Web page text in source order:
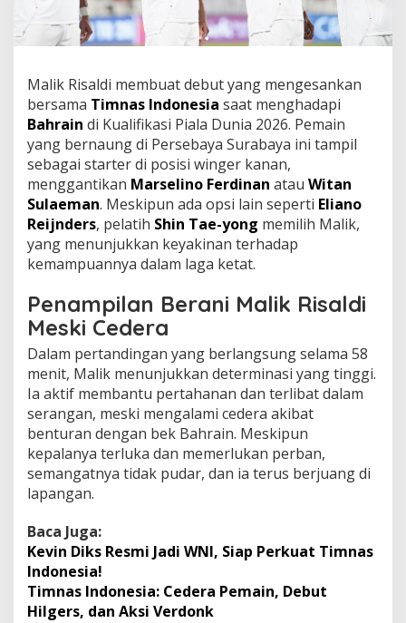
Malik Risaldi membuat debut yang mengesankan
bersama Timnas Indonesia saat menghadapi
Bahrain di Kualifikasi Piala Dunia 2026. Pemain
yang bernaung di Persebaya Surabaya ini tampil
sebagai starter di posisi winger kanan,
menggantikan Marselino Ferdinan atau Witan
Sulaeman. Meskipun ada opsi lain seperti Eliano
Reijnders, pelatih Shin Tae-yong memilih Malik,
yang menunjukkan keyakinan terhadap
kemampuannya dalam laga ketat.
Penampilan Berani Malik Risaldi
Meski Cedera
Dalam pertandingan yang berlangsung selama 58
menit, Malik menunjukkan determinasi yang tinggi.
Ia aktif membantu pertahanan dan terlibat dalam
serangan, meski mengalami cedera akibat
benturan dengan bek Bahrain. Meskipun
kepalanya terluka dan memerlukan perban,
semangatnya tidak pudar, dan ia terus berjuang di
lapangan.
Baca Juga:
Kevin Diks Resmi Jadi WNI, Siap Perkuat Timnas
Indonesia!
Timnas Indonesia: Cedera Pemain, Debut
Hilgers, dan Aksi Verdonk